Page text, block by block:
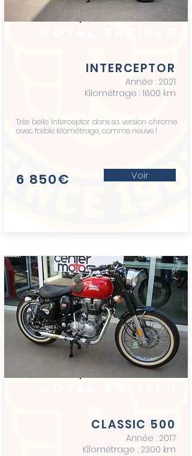
INTERCEPTOR
Année : 2021
Kilométrage : 1600 km
Très belle Interceptor dans sa version chrome
avec faible kilométrage, comme neuve !
6 850€ Voir
CLASSIC 500
Année : 2017
Kilométrage : 2300 km